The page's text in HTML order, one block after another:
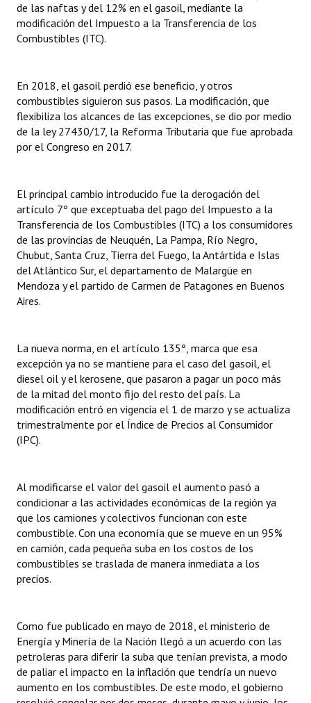
Periodistas Decanos - Registro
Ciudadano Ilustre - Registro
Huéspedes de Honor - Registro
Antiguos Pobladores - Registro
Reconocimientos - Registro
Entrega de distinciones
REFORMA DE LA CARTA ORGÁNICA
de las naftas y del 12% en el gasoil, mediante la
modificación del Impuesto a la Transferencia de los
Combustibles (ITC).
En 2018, el gasoil perdió ese beneficio, y otros
combustibles siguieron sus pasos. La modificación, que
flexibiliza los alcances de las excepciones, se dio por medio
de la ley 27430/17, la Reforma Tributaria que fue aprobada
por el Congreso en 2017.
El principal cambio introducido fue la derogación del
artículo 7º que exceptuaba del pago del Impuesto a la
Transferencia de los Combustibles (ITC) a los consumidores
de las provincias de Neuquén, La Pampa, Río Negro,
Chubut, Santa Cruz, Tierra del Fuego, la Antártida e Islas
del Atlántico Sur, el departamento de Malargüe en
Mendoza y el partido de Carmen de Patagones en Buenos
Aires.
La nueva norma, en el artículo 135º, marca que esa
excepción ya no se mantiene para el caso del gasoil, el
diesel oil y el kerosene, que pasaron a pagar un poco más
de la mitad del monto fijo del resto del país. La
modificación entró en vigencia el 1 de marzo y se actualiza
trimestralmente por el Índice de Precios al Consumidor
(IPC).
Al modificarse el valor del gasoil el aumento pasó a
condicionar a las actividades económicas de la región ya
que los camiones y colectivos funcionan con este
combustible. Con una economía que se mueve en un 95%
en camión, cada pequeña suba en los costos de los
combustibles se traslada de manera inmediata a los
precios.
Como fue publicado en mayo de 2018, el ministerio de
Energía y Minería de la Nación llegó a un acuerdo con las
petroleras para diferir la suba que tenían prevista, a modo
de paliar el impacto en la inflación que tendría un nuevo
aumento en los combustibles. De este modo, el gobierno